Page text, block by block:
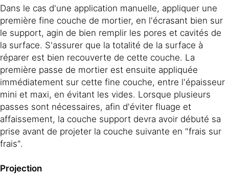
Dans le cas d'une application manuelle, appliquer une
première fine couche de mortier, en l'écrasant bien sur
le support, agin de bien remplir les pores et cavités de
la surface. S'assurer que la totalité de la surface à
réparer est bien recouverte de cette couche. La
première passe de mortier est ensuite appliquée
immédiatement sur cette fine couche, entre l'épaisseur
mini et maxi, en évitant les vides. Lorsque plusieurs
passes sont nécessaires, afin d'éviter fluage et
affaissement, la couche support devra avoir débuté sa
prise avant de projeter la couche suivante en "frais sur
frais".
Projection